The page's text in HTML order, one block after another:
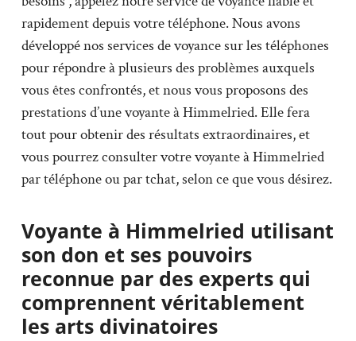
rapidement depuis votre téléphone. Nous avons
développé nos services de voyance sur les téléphones
pour répondre à plusieurs des problèmes auxquels
vous êtes confrontés, et nous vous proposons des
prestations d’une voyante à Himmelried. Elle fera
tout pour obtenir des résultats extraordinaires, et
vous pourrez consulter votre voyante à Himmelried
par téléphone ou par tchat, selon ce que vous désirez.
Voyante à Himmelried utilisant
son don et ses pouvoirs
reconnue par des experts qui
comprennent véritablement
les arts divinatoires